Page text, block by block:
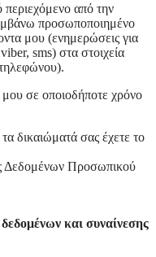
από την
προσωποποιημένο
μου (ενημερώσεις για
sms) στα στοιχεία
σε οποιοδήποτε χρόνο
δικαιώματά σας έχετε το
Δεδομένων Προσωπικού
και συναίνεσης